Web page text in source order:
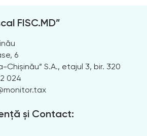
FISC.MD”
6
S.A., etajul 3, bir. 320
024
și Contact: